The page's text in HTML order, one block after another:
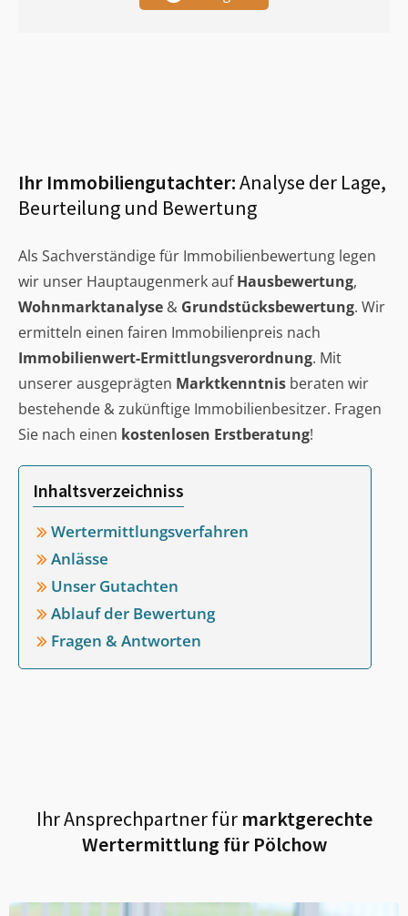
Ihr Immobiliengutachter:Analyse der Lage,
Beurteilung und Bewertung
Als Sachverständige für Immobilienbewertung legen
wir unser Hauptaugenmerk aufHausbewertung,
Wohnmarktanalyse & Grundstücksbewertung. Wir
ermitteln einen fairen Immobilienpreis nach
Immobilienwert-Ermittlungsverordnung. Mit
unserer ausgeprägten Marktkenntnis beraten wir
bestehende & zukünftige Immobilienbesitzer. Fragen
Sie nach einen kostenlosen Erstberatung!
Inhaltsverzeichniss
Wertermittlungsverfahren
Anlässe
Unser Gutachten
Ablauf der Bewertung
Fragen & Antworten
Ihr Ansprechpartner fürmarktgerechte
Wertermittlung für Pölchow